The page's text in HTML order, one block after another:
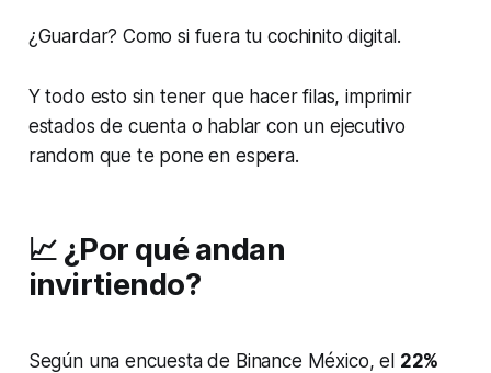
¿Guardar? Como si fuera tu cochinito digital.
Y todo esto sin tener que hacer filas, imprimir
estados de cuenta o hablar con un ejecutivo
random que te pone en espera.
📈 ¿Por qué andan
invirtiendo?
Según una encuesta de Binance México, el 22%